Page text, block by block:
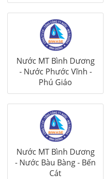
Nước MT Bình Dương
- Nước Phước Vĩnh -
Phú Giáo
Nước MT Bình Dương
- Nước Bàu Bàng - Bến
Cát